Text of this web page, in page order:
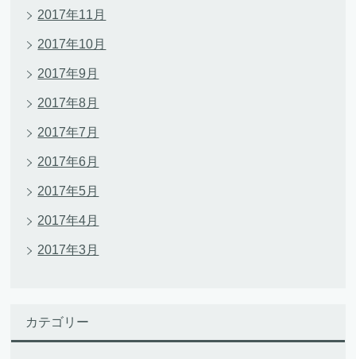
2017年11月
2017年10月
2017年9月
2017年8月
2017年7月
2017年6月
2017年5月
2017年4月
2017年3月
カテゴリー